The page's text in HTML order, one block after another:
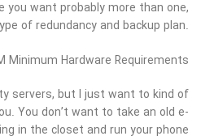
you want probably more than one,
of redundancy and backup plan.
servers, but I just want to kind of
You don’t want to take an old e-
in the closet and run your phone